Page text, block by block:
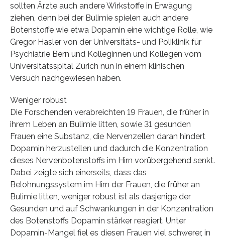
sollten Ärzte auch andere Wirkstoffe in Erwägung
ziehen, denn bei der Bulimie spielen auch andere
Botenstoffe wie etwa Dopamin eine wichtige Rolle, wie
Gregor Hasler von der Universitäts- und Poliklinik für
Psychiatrie Bern und Kolleginnen und Kollegen vom
Universitätsspital Zürich nun in einem klinischen
Versuch nachgewiesen haben.
Weniger robust
Die Forschenden verabreichten 19 Frauen, die früher in
ihrem Leben an Bulimie litten, sowie 31 gesunden
Frauen eine Substanz, die Nervenzellen daran hindert
Dopamin herzustellen und dadurch die Konzentration
dieses Nervenbotenstoffs im Hirn vorübergehend senkt.
Dabei zeigte sich einerseits, dass das
Belohnungssystem im Hirn der Frauen, die früher an
Bulimie litten, weniger robust ist als dasjenige der
Gesunden und auf Schwankungen in der Konzentration
des Botenstoffs Dopamin stärker reagiert. Unter
Dopamin-Mangel fiel es diesen Frauen viel schwerer, in